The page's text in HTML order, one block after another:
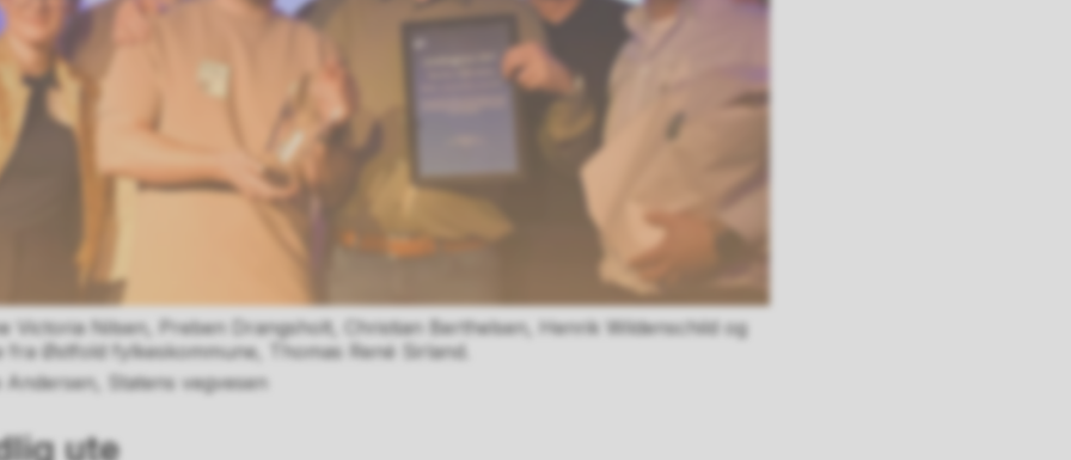
Victoria Nilsen, Preben Drangsholt, Christian Berthelsen, Henrik Wildenschild og
fra Østfold fylkeskommune, Thomas René Sirland.
Andersen, Statens vegvesen
ute